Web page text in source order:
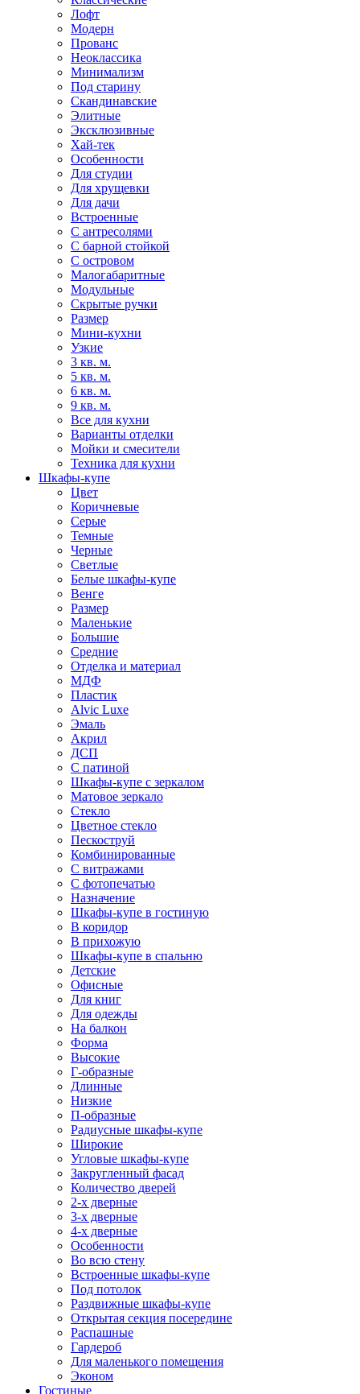
Лофт
Модерн
Прованс
Неоклассика
Минимализм
Под старину
Скандинавские
Элитные
Эксклюзивные
Хай-тек
Особенности
Для студии
Для хрущевки
Для дачи
Встроенные
С антресолями
С барной стойкой
С островом
Малогабаритные
Модульные
Скрытые ручки
Размер
Мини-кухни
Узкие
3 кв. м.
5 кв. м.
6 кв. м.
9 кв. м.
Все для кухни
Варианты отделки
Мойки и смесители
Техника для кухни
Шкафы-купе
Цвет
Коричневые
Серые
Темные
Черные
Светлые
Белые шкафы-купе
Венге
Размер
Маленькие
Большие
Средние
Отделка и материал
МДФ
Пластик
Alvic Luxe
Эмаль
Акрил
ДСП
С патиной
Шкафы-купе с зеркалом
Матовое зеркало
Стекло
Цветное стекло
Пескоструй
Комбинированные
С витражами
С фотопечатью
Назначение
Шкафы-купе в гостиную
В коридор
В прихожую
Шкафы-купе в спальню
Детские
Офисные
Для книг
Для одежды
На балкон
Форма
Высокие
Г-образные
Длинные
Низкие
П-образные
Радиусные шкафы-купе
Широкие
Угловые шкафы-купе
Закругленный фасад
Количество дверей
2-х дверные
3-х дверные
4-х дверные
Особенности
Во всю стену
Встроенные шкафы-купе
Под потолок
Раздвижные шкафы-купе
Открытая секция посередине
Распашные
Гардероб
Для маленького помещения
Эконом
Гостиные